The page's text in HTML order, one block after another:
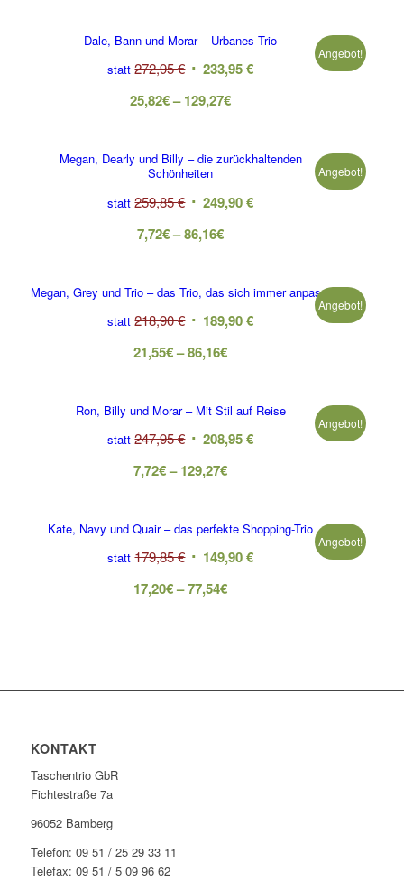
Dale, Bann und Morar – Urbanes Trio
statt 272,95€ 233,95€
Angebot!
25,82€–129,27€
Megan, Dearly und Billy – die zurückhaltenden
Schönheiten
statt 259,85€ 249,90€
Angebot!
7,72€–86,16€
Megan, Grey und Trio – das Trio, das sich immer anpasst
statt 218,90€ 189,90€
Angebot!
21,55€–86,16€
Ron, Billy und Morar – Mit Stil auf Reise
statt 247,95€ 208,95€
Angebot!
7,72€–129,27€
Kate, Navy und Quair – das perfekte Shopping-Trio
statt 179,85€ 149,90€
Angebot!
17,20€–77,54€
KONTAKT
Taschentrio GbR
Fichtestraße 7a
96052 Bamberg
Telefon: 09 51 / 25 29 33 11
Telefax: 09 51 / 5 09 96 62